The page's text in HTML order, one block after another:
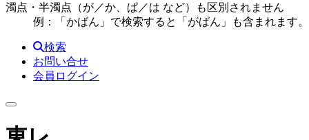
濁点・半濁点（が／か、ぱ／は など）も区別されません
例：「かばん」で検索すると「がばん」も含まれます。
検索
お問い合せ
会員ログイン